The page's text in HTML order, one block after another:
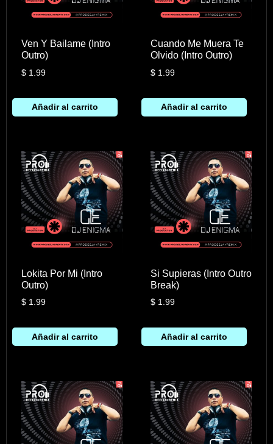
Ven Y Bailame (Intro
Outro)
$1.99
Añadir al carrito
Cuando Me Muera Te
Olvido (Intro Outro)
$ 1.99
Añadir al carrito
Lokita Por Mi (Intro
Outro)
$1.99
Añadir al carrito
Si Supieras (Intro Outro
Break)
$ 1.99
Añadir al carrito